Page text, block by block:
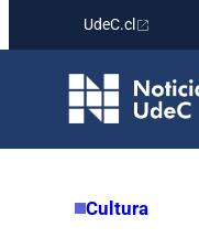
contenido
UdeC.cl
Cultura